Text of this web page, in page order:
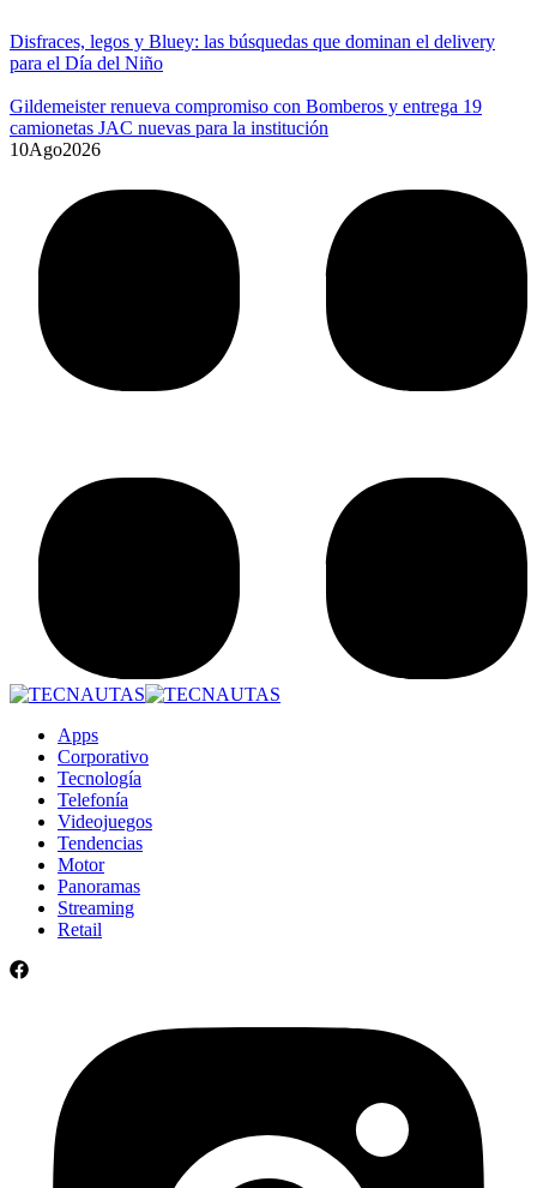
Disfraces, legos y Bluey: las búsquedas que dominan el delivery
para el Día del Niño
Gildemeister renueva compromiso con Bomberos y entrega 19
camionetas JAC nuevas para la institución
10Ago2026
Apps
Corporativo
Tecnología
Telefonía
Videojuegos
Tendencias
Motor
Panoramas
Streaming
Retail